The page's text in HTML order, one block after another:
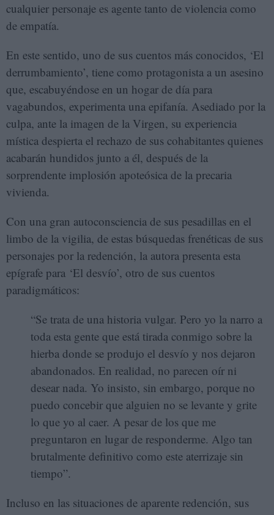
cualquier personaje es agente tanto de violencia como
de empatía.
En este sentido, uno de sus cuentos más conocidos, ‘El
derrumbamiento’, tiene como protagonista a un asesino
que, escabuyéndose en un hogar de día para
vagabundos, experimenta una epifanía. Asediado por la
culpa, ante la imagen de la Virgen, su experiencia
mística despierta el rechazo de sus cohabitantes quienes
acabarán hundidos junto a él, después de la
sorprendente implosión apoteósica de la precaria
vivienda.
Con una gran autoconsciencia de sus pesadillas en el
limbo de la vigilia, de estas búsquedas frenéticas de sus
personajes por la redención, la autora presenta esta
epígrafe para ‘El desvío’, otro de sus cuentos
paradigmáticos:
“Se trata de una historia vulgar. Pero yo la narro a
toda esta gente que está tirada conmigo sobre la
hierba donde se produjo el desvío y nos dejaron
abandonados. En realidad, no parecen oír ni
desear nada. Yo insisto, sin embargo, porque no
puedo concebir que alguien no se levante y grite
lo que yo al caer. A pesar de los que me
preguntaron en lugar de responderme. Algo tan
brutalmente definitivo como este aterrizaje sin
tiempo”.
Incluso en las situaciones de aparente redención, sus